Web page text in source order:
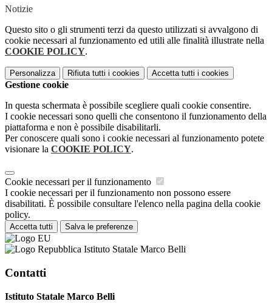
Notizie
Questo sito o gli strumenti terzi da questo utilizzati si avvalgono di
cookie necessari al funzionamento ed utili alle finalità illustrate nella
COOKIE POLICY.
Personalizza Rifiuta tutti i cookies Accetta tutti i cookies
Gestione cookie
In questa schermata è possibile scegliere quali cookie consentire.
I cookie necessari sono quelli che consentono il funzionamento della
piattaforma e non è possibile disabilitarli.
Per conoscere quali sono i cookie necessari al funzionamento potete
visionare la COOKIE POLICY.
Cookie necessari per il funzionamento
I cookie necessari per il funzionamento non possono essere
disabilitati. È possibile consultare l'elenco nella pagina della cookie
policy.
Accetta tutti Salva le preferenze
Istituto Statale Marco Belli
Contatti
Istituto Statale Marco Belli